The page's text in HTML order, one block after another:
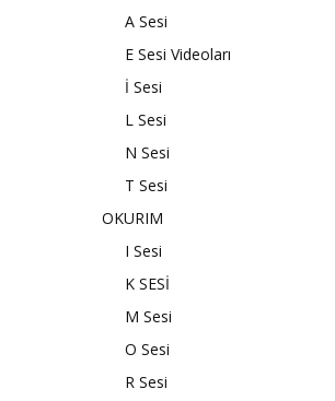
A Sesi
E Sesi Videoları
İ Sesi
L Sesi
N Sesi
T Sesi
OKURIM
I Sesi
K SESİ
M Sesi
O Sesi
R Sesi